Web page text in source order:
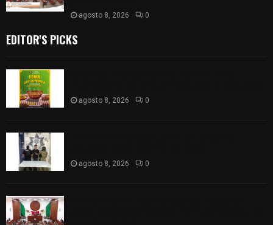
agosto 8, 2026 0
EDITOR'S PICKS
agosto 8, 2026 0
agosto 8, 2026 0